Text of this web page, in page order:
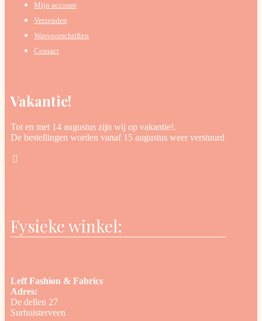
Mijn account
Verzenden
Wasvoorschriften
Contact
Vakantie!
Tot en met 14 augustus zijn wij op vakantie!.
De bestellingen worden vanaf 15 augustus weer verstuurd
Fysieke winkel:
Leff Fashion & Fabrics
Adres:
De dellen 27
Surhuisterveen